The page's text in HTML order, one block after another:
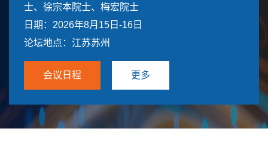
士、徐宗本院士、梅宏院士
日期：2026年8月15日-16日
论坛地点：江苏苏州
会议日程 更多